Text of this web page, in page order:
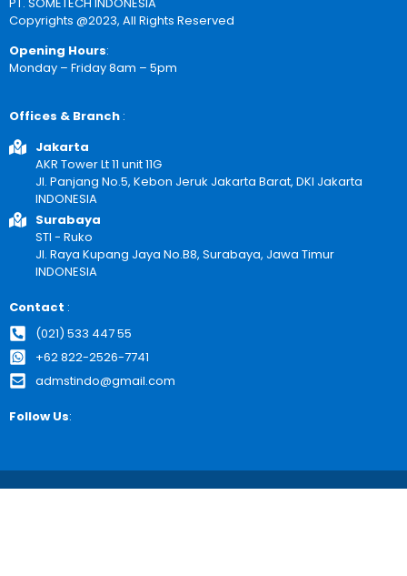
Copyrights @2023, All Rights Reserved
Opening Hours:
Monday – Friday 8am – 5pm
Offices & Branch :
Jakarta
AKR Tower Lt 11 unit 11G
Jl. Panjang No.5, Kebon Jeruk Jakarta Barat, DKI Jakarta
INDONESIA
Surabaya
STI - Ruko
Jl. Raya Kupang Jaya No.B8, Surabaya, Jawa Timur
INDONESIA
Contact :
(021) 533 447 55
+62 822-2526-7741
admstindo@gmail.com
Follow Us: